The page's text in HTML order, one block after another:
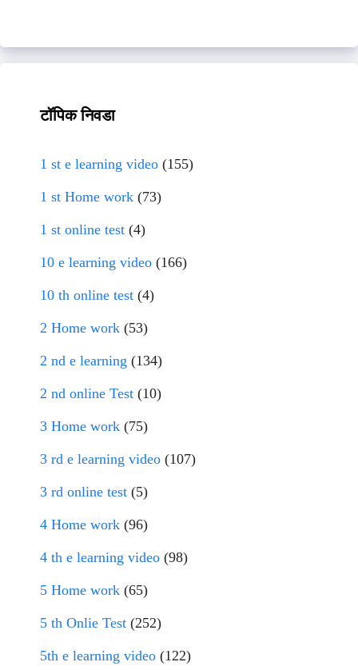
टॉपिक निवडा
1 st e learning video (155)
1 st Home work (73)
1 st online test (4)
10 e learning video (166)
10 th online test (4)
2 Home work (53)
2 nd e learning (134)
2 nd online Test (10)
3 Home work (75)
3 rd e learning video (107)
3 rd online test (5)
4 Home work (96)
4 th e learning video (98)
5 Home work (65)
5 th Onlie Test (252)
5th e learning video (122)